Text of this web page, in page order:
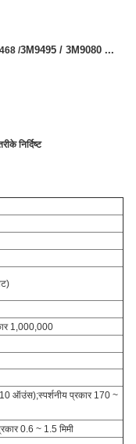
/3M9495 / 3M9080 ...
निर्दिष्ट
1,000,000
ऑउंस);स्पर्शनीय प्रकार 170 ~
0.6 ~ 1.5 मिमी